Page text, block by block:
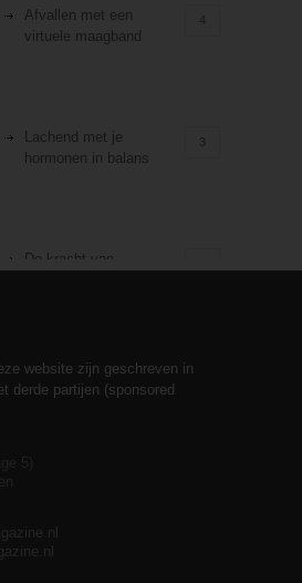
Afvallen met een
virtuele maagband
4
Lachend met je
hormonen in balans
3
De kracht van
Stiefouderschap en
relaties
moeite!
website zijn geschreven in
derde partijen (sponsored